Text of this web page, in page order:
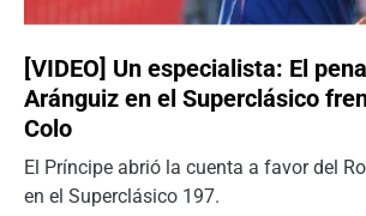
[VIDEO] Un especialista: El
Aránguiz en el Superclásico
Colo
El Príncipe abrió la cuenta a favor del
en el Superclásico 197.